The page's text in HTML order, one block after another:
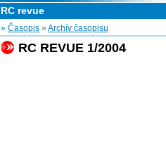
RC revue
» Časopis »Archív časopisu
RC REVUE 1/2004